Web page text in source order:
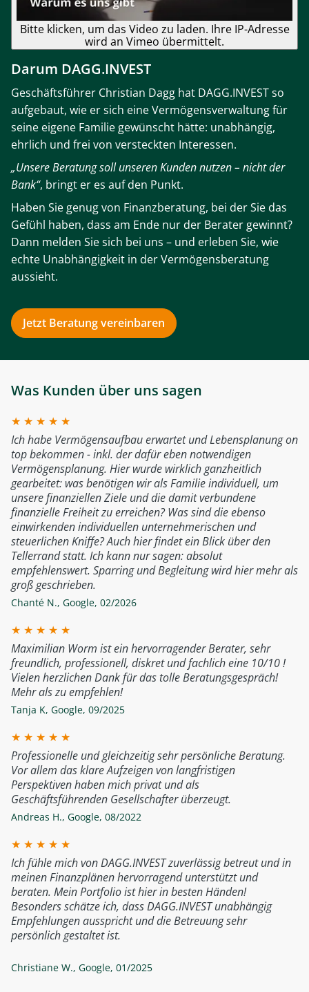
Bitte klicken, um das Video zu laden. Ihre IP-Adresse
wird an Vimeo übermittelt.
Darum DAGG.INVEST
Geschäftsführer Christian Dagg hat DAGG.INVEST so
aufgebaut, wie er sich eine Vermögensverwaltung für
seine eigene Familie gewünscht hätte: unabhängig,
ehrlich und frei von versteckten Interessen.
„Unsere Beratung soll unseren Kunden nutzen – nicht der
Bank“, bringt er es auf den Punkt.
Haben Sie genug von Finanzberatung, bei der Sie das
Gefühl haben, dass am Ende nur der Berater gewinnt?
Dann melden Sie sich bei uns – und erleben Sie, wie
echte Unabhängigkeit in der Vermögensberatung
aussieht.
Jetzt Beratung vereinbaren
Was Kunden über uns sagen
★ ★ ★ ★ ★
Ich habe Vermögensaufbau erwartet und Lebensplanung on
top bekommen - inkl. der dafür eben notwendigen
Vermögensplanung. Hier wurde wirklich ganzheitlich
gearbeitet: was benötigen wir als Familie individuell, um
unsere finanziellen Ziele und die damit verbundene
finanzielle Freiheit zu erreichen? Was sind die ebenso
einwirkenden individuellen unternehmerischen und
steuerlichen Kniffe? Auch hier findet ein Blick über den
Tellerrand statt. Ich kann nur sagen: absolut
empfehlenswert. Sparring und Begleitung wird hier mehr als
groß geschrieben.
Chanté N., Google, 02/2026
★ ★ ★ ★ ★
Maximilian Worm ist ein hervorragender Berater, sehr
freundlich, professionell, diskret und fachlich eine 10/10 !
Vielen herzlichen Dank für das tolle Beratungsgespräch!
Mehr als zu empfehlen!
Tanja K, Google, 09/2025
★ ★ ★ ★ ★
Professionelle und gleichzeitig sehr persönliche Beratung.
Vor allem das klare Aufzeigen von langfristigen
Perspektiven haben mich privat und als
Geschäftsführenden Gesellschafter überzeugt.
Andreas H., Google, 08/2022
★ ★ ★ ★ ★
Ich fühle mich von DAGG.INVEST zuverlässig betreut und in
meinen Finanzplänen hervorragend unterstützt und
beraten. Mein Portfolio ist hier in besten Händen!
Besonders schätze ich, dass DAGG.INVEST unabhängig
Empfehlungen ausspricht und die Betreuung sehr
persönlich gestaltet ist.
Christiane W., Google, 01/2025